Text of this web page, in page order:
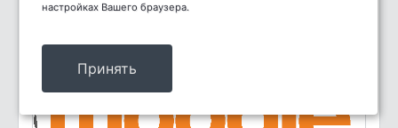
Система дистанционного обучения
настройках Вашего браузера.
Принять